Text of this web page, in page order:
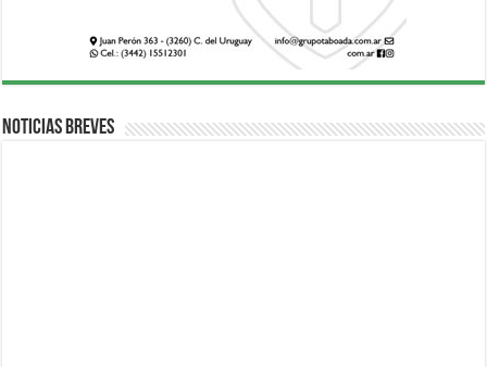
Noticias breves